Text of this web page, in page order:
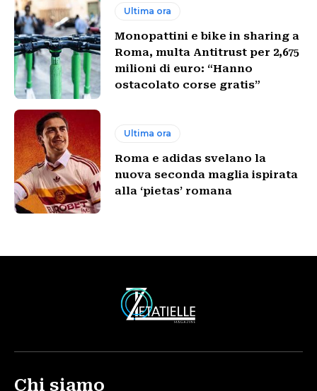
Ultima ora
Monopattini e bike in sharing a
Roma, multa Antitrust per 2,675
milioni di euro: “Hanno
ostacolato corse gratis”
Ultima ora
Roma e adidas svelano la
nuova seconda maglia ispirata
alla ‘pietas’ romana
Chi siamo